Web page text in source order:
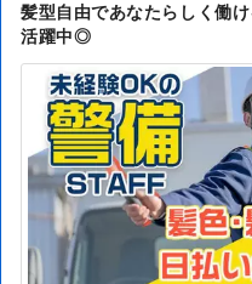
髪型自由であなたらしく働
活躍中◎